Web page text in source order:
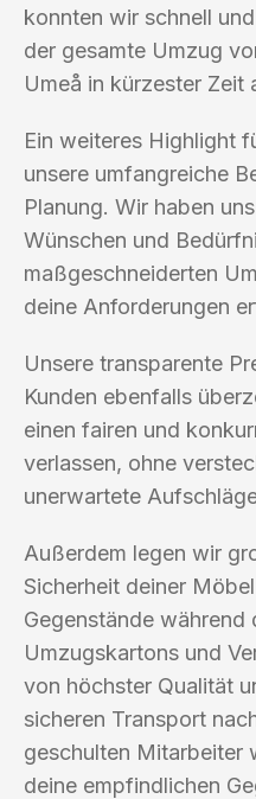
konnten wir schnell
der gesamte Umzug
Umeå in kürzester Zeit
Ein weiteres Highlight
unsere umfangreiche
Planung. Wir haben
Wünschen und
maßgeschneiderten
deine Anforderungen
Unsere transparente
Kunden ebenfalls
einen fairen und
verlassen, ohne
unerwartete
Außerdem legen wir
Sicherheit deiner
Gegenstände während
Umzugskartons und
von höchster Qualität
sicheren Transport
geschulten Mitarbeiter
deine empfindlichen